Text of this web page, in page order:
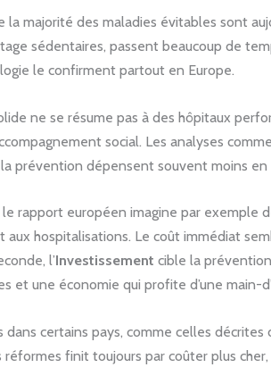
la majorité des maladies évitables sont
sédentaires, passent beaucoup de
le confirment partout en Europe.
ne se résume pas à des hôpitaux
social. Les analyses
prévention dépensent souvent moins en
rapport européen imagine par exemple
aux hospitalisations. Le coût immédiat
l’Investissement cible la
et une économie qui profite d’une main-
certains pays, comme celles décrites
réformes finit toujours par coûter plus